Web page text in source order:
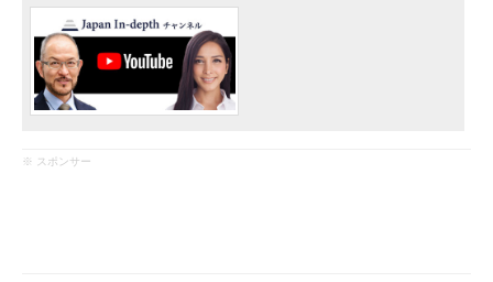
※ スポンサー